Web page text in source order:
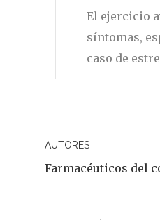
El ejercicio
síntomas,
caso de
AUTORES
Farmacéuticos del